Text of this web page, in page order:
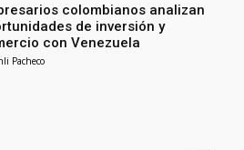
colombianos analizan
de inversión y
con Venezuela
Pacheco